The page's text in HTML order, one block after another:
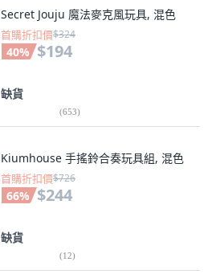
Secret Jouju 魔法麥克風玩具, 混色
首購折扣價$324
40% $194
缺貨
(653)
Kiumhouse 手搖鈴合奏玩具組, 混色
首購折扣價$726
66% $244
缺貨
(12)